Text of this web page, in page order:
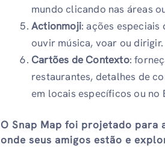
mundo clicando nas áreas
Actionmoji: ações
ouvir música, voar ou dirigir.
Cartões de Contexto:
restaurantes, detalhes de
em locais específicos ou no
O Snap Map foi projetado
onde seus amigos estão e